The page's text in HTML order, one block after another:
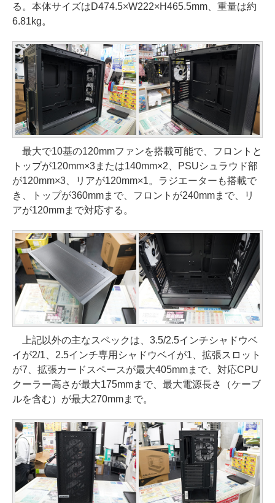
る。本体サイズはD474.5×W222×H465.5mm、重量は約
6.81kg。
最大で10基の120mmファンを搭載可能で、フロントと
トップが120mm×3または140mm×2、PSUシュラウド部
が120mm×3、リアが120mm×1。ラジエーターも搭載で
き、トップが360mmまで、フロントが240mmまで、リ
アが120mmまで対応する。
上記以外の主なスペックは、3.5/2.5インチシャドウベ
イが2/1、2.5インチ専用シャドウベイが1、拡張スロット
が7、拡張カードスペースが最大405mmまで、対応CPU
クーラー高さが最大175mmまで、最大電源長さ（ケーブ
ルを含む）が最大270mmまで。